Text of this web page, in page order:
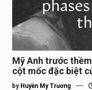
Mỹ Anh trước
cột mốc đặc biệt
tế”
by Huyền My Trương